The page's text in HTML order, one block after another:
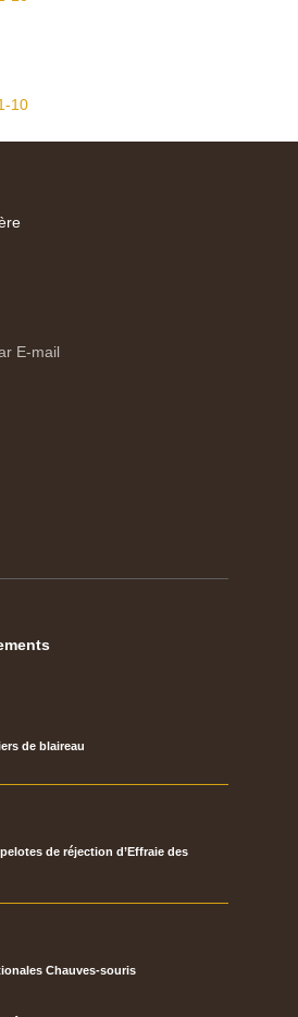
10
E-mail
de blaireau
de réjection d’Effraie des
Chauves-souris